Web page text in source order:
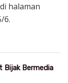
halaman
6.
Bijak Bermedia